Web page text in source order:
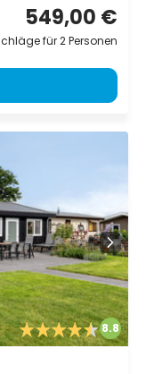
549,00 €
für 2 Personen
8.8